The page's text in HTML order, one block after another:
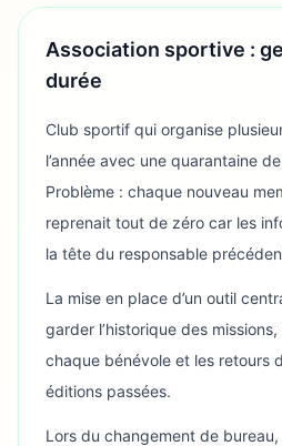
Association sportive :
durée
Club sportif qui organise
l’année avec une quarantaine
Problème : chaque nouveau
reprenait tout de zéro car les
la tête du responsable
La mise en place d’un outil
garder l’historique des
chaque bénévole et les retours
éditions passées.
Lors du changement de